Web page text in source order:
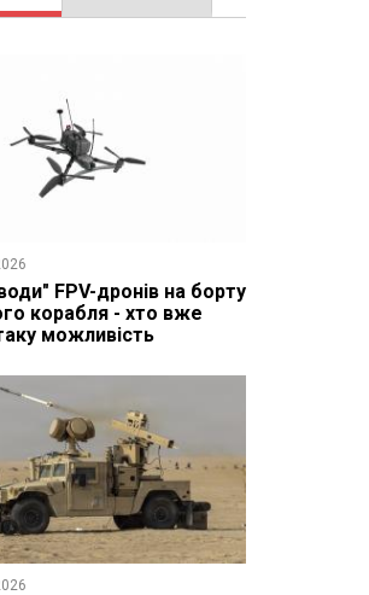
FPV-дронів на борту
корабля - хто вже
можливість